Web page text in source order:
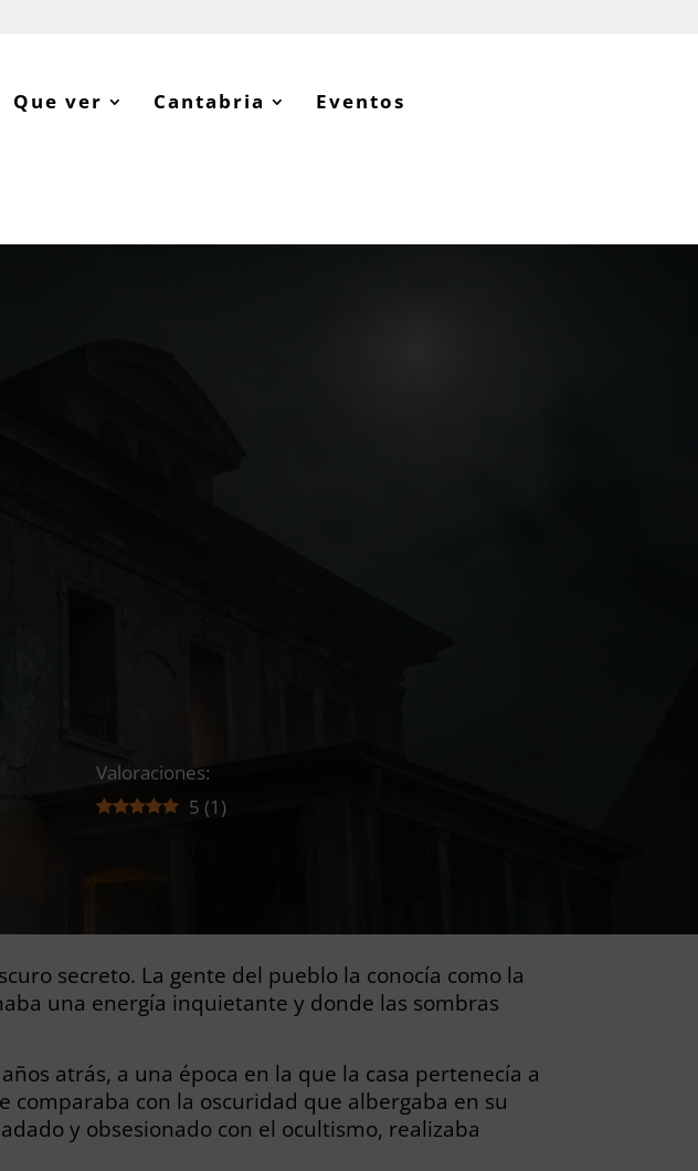
Que ver Cantabria Eventos
Valoraciones:
5 (1 )
secreto. La gente del pueblo la conocía como la
una energía inquietante y donde las sombras
atrás, a una época en la que la casa pertenecía a
con la oscuridad que albergaba en su
y obsesionado con el ocultismo, realizaba